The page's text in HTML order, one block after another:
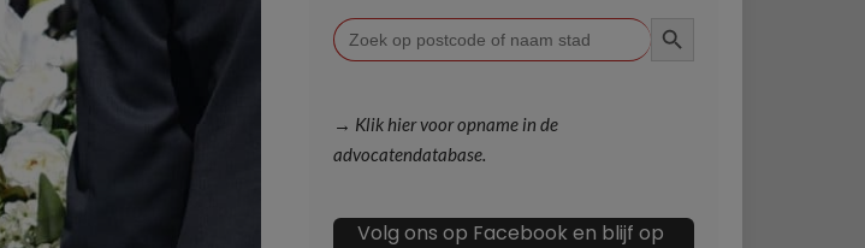
Zoek
naar:
→ Klik hier voor opname in de
advocatendatabase.
Volg ons op Facebook en blijf op